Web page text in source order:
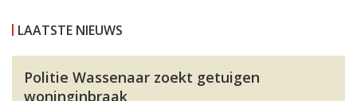
LAATSTE NIEUWS
Politie Wassenaar zoekt getuigen
woninginbraak